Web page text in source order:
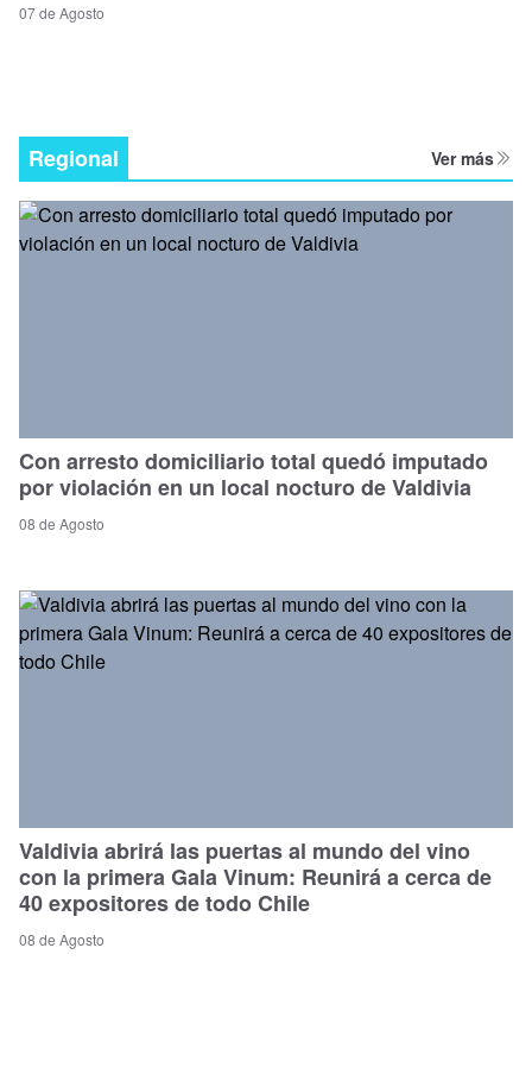
07 de Agosto
Regional Ver más
Con arresto domiciliario total quedó imputado
por violación en un local nocturo de Valdivia
08 de Agosto
Valdivia abrirá las puertas al mundo del vino
con la primera Gala Vinum: Reunirá a cerca de
40 expositores de todo Chile
08 de Agosto